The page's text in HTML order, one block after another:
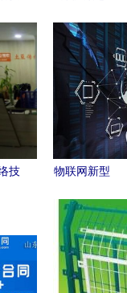
网
术
示
强
力
选工信部
2020年工
业互联网试
点示范项目
技
助
物联网新型
设三年行动
计划发布
2023年底